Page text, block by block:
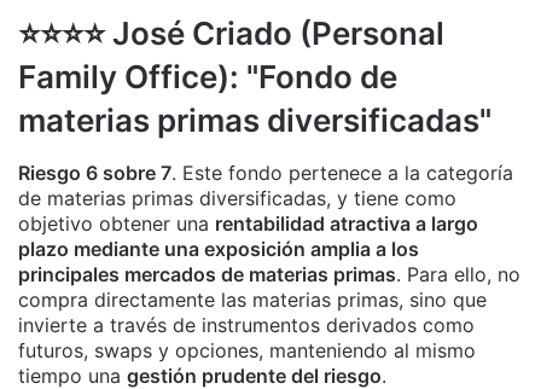
⭐️⭐️⭐️⭐️ José Criado (Personal
Family Office): "Fondo de
materias primas diversificadas"
Riesgo 6 sobre 7. Este fondo pertenece a la categoría
de materias primas diversificadas, y tiene como
objetivo obtener una rentabilidad atractiva a largo
plazo mediante una exposición amplia a los
principales mercados de materias primas. Para ello, no
compra directamente las materias primas, sino que
invierte a través de instrumentos derivados como
futuros, swaps y opciones, manteniendo al mismo
tiempo una gestión prudente del riesgo.